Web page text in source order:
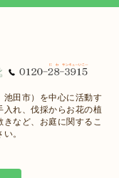
池田市）を中心に活動す
れ、伐採からお花の植
など、お庭に関するこ
い。